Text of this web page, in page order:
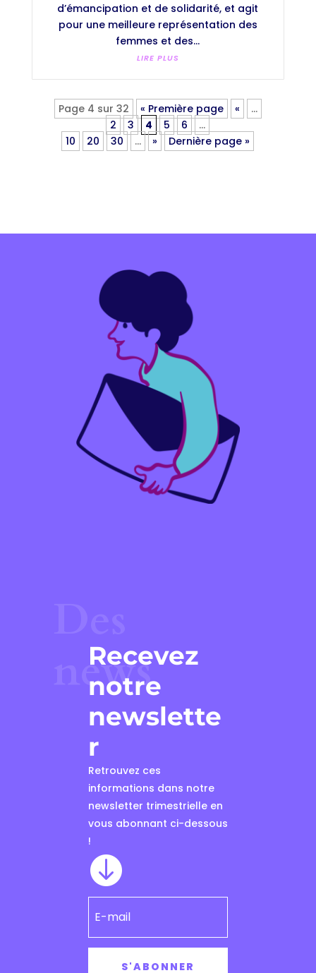
d’émancipation et de solidarité, et agit
pour une meilleure représentation des
femmes et des...
LIRE PLUS
Page 4 sur 32 « Première page «
…
2
3 4 5 6
…
10
20 30 … » Dernière page »
news
Recevez
notre
newslette
r
Retrouvez ces
informations dans notre
newsletter trimestrielle en
vous abonnant ci-dessous
!

S'ABONNER